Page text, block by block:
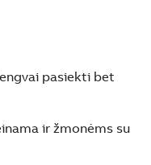
pasiekti bet
ir žmonėms su